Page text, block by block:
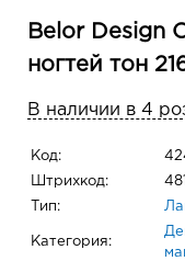
Belor Design
ногтей тон
В наличии в 4
Код:
Штрихкод:
Тип:
Категория: